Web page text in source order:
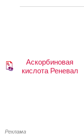
Аскорбиновая
кислота Реневал
Реклама